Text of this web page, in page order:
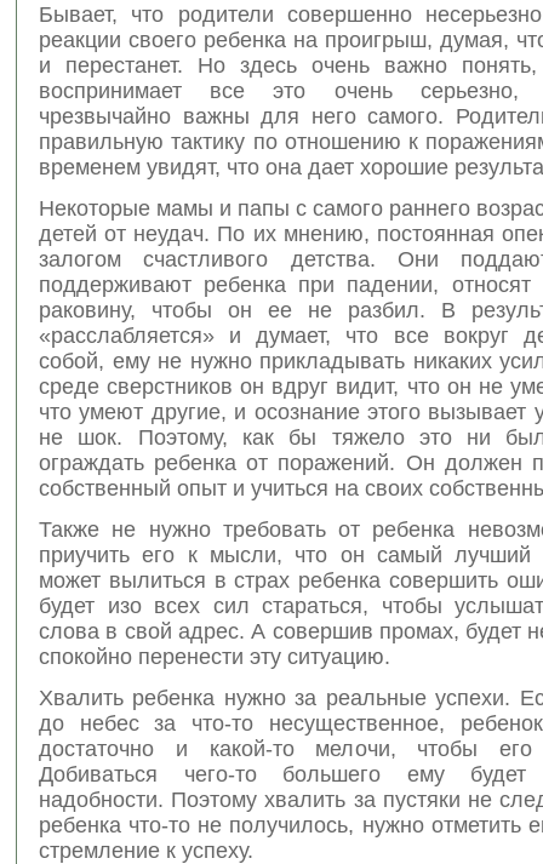
Бывает, что родители совершенно
реакции своего ребенка на проигрыш, думая,
и перестанет. Но здесь очень важно
воспринимает все это очень серьезно,
чрезвычайно важны для него самого.
правильную тактику по отношению к
временем увидят, что она дает хорошие
Некоторые мамы и папы с самого раннего
детей от неудач. По их мнению, постоянная
залогом счастливого детства. Они
поддерживают ребенка при падении, относят
раковину, чтобы он ее не разбил. В
«расслабляется» и думает, что все вокруг
собой, ему не нужно прикладывать никаких
среде сверстников он вдруг видит, что он не
что умеют другие, и осознание этого вызывает
не шок. Поэтому, как бы тяжело это ни
ограждать ребенка от поражений. Он должен
собственный опыт и учиться на своих
Также не нужно требовать от ребенка
приучить его к мысли, что он самый лучший
может вылиться в страх ребенка совершить
будет изо всех сил стараться, чтобы
слова в свой адрес. А совершив промах, будет
спокойно перенести эту ситуацию.
Хвалить ребенка нужно за реальные успехи.
до небес за что-то несущественное,
достаточно и какой-то мелочи, чтобы его
Добиваться чего-то большего ему
надобности. Поэтому хвалить за пустяки не
ребенка что-то не получилось, нужно отметить
стремление к успеху.